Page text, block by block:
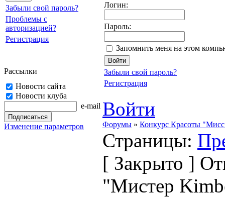
Забыли свой пароль?
Проблемы с
авторизацией?
Регистрация
Рассылки
Новости сайта
Новости клуба
e-mail
Изменение параметров
Логин:
Пароль:
Запомнить меня на этом
Забыли свой пароль?
Регистрация
Войти
Форумы » Конкурс Красоты
Страницы:
[ Закрыто ]
"Мистер